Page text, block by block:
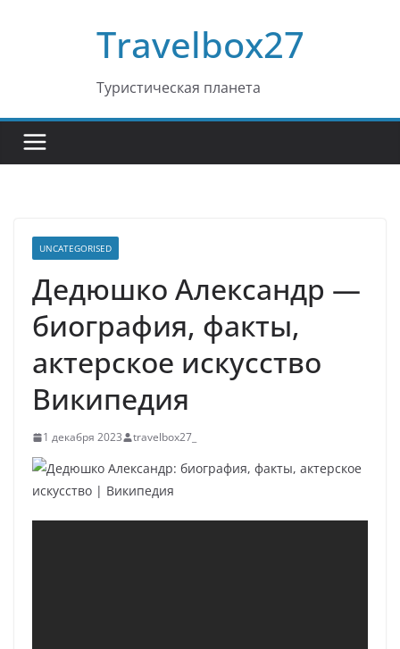
Travelbox27
Туристическая планета
UNCATEGORISED
Дедюшко Александр —
биография, факты,
актерское искусство
Википедия
1 декабря 2023 travelbox27_